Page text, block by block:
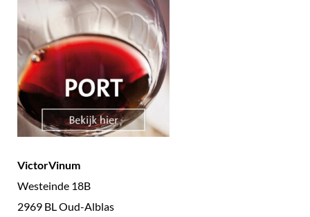
VictorVinum
Westeinde 18B
2969 BL Oud-Alblas